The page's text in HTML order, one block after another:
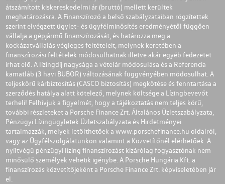
átszámított kiskereskedelmi ár (bruttó) mellett kerültek
meghatározásra. A Finanszírozó a belső szabályzataiban rögzítettek
szerint elvégzett ügylet- és ügyfélminősítés eredményétől függően
vállalja a gépjármű finanszírozását, és határozza meg a
kockázatvállalás végleges feltételeit, melynek keretében a
finanszírozási feltételek módosulhatnak illetve akár egyéb fedezetet
írhat elő. A lízingdíj nagysága a vételár módosulása és a Referencia
kamatláb (3 havi BUBOR) változásának függvényében módosulhat. A
teljeskörű kárbiztosítás (CASCO biztosítás) megkötése és fenntartása a
szerződés hatálya alatt kötelező, melynek költsége a Lízingbevevőt
terheli! Felhívjuk a figyelmét, hogy a tájékoztatás nem teljes körű,
további részleteket a Porsche Finance Zrt. Általános Üzletszabályzata,
Pénzügyi Lízingügyletek Üzletszabályzata és Hirdetményei
tartalmazzák, melyek letölthetőek a www.porschefinance.hu oldalról,
vagy az Ügyfélszolgálatunkon valamint a Közvetítőnél elérhetőek. A
nyíltvégű pénzügyi lízing finanszírozást kizárólag fogyasztónak nem
minősülő személyek vehetik igénybe. A Porsche Hungária Kft. a
finanszírozás közvetítőjeként a Porsche Finance Zrt. képviseletében jár
el.